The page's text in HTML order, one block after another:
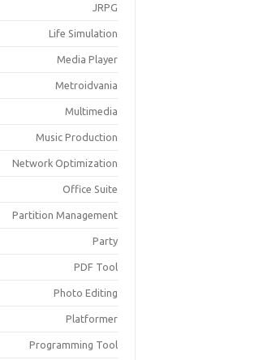
JRPG
Life Simulation
Media Player
Metroidvania
Multimedia
Music Production
Network Optimization
Office Suite
Partition Management
Party
PDF Tool
Photo Editing
Platformer
Programming Tool